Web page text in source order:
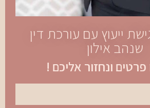
ייעוץ עם עורכת דין
שנהב אילון
ונחזור אליכם !